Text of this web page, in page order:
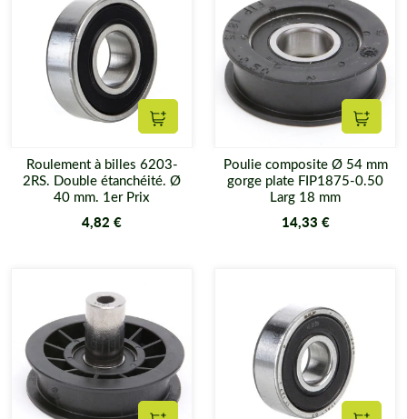
Ajouter au panier
Roulement à billes 6203-
2RS. Double étanchéité. Ø
40 mm. 1er Prix
4,82 €
Poulie composite Ø 54 mm
gorge plate FIP1875-0.50
Larg 18 mm
14,33 €